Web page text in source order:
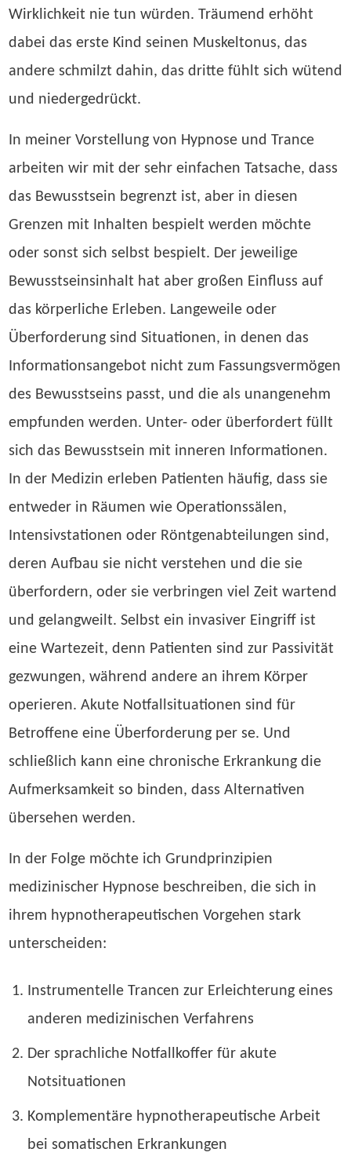
Wirklichkeit nie tun würden. Träumend erhöht
dabei das erste Kind seinen Muskeltonus, das
andere schmilzt dahin, das dritte fühlt sich wütend
und niedergedrückt.
In meiner Vorstellung von Hypnose und Trance
arbeiten wir mit der sehr einfachen Tatsache, dass
das Bewusstsein begrenzt ist, aber in diesen
Grenzen mit Inhalten bespielt werden möchte
oder sonst sich selbst bespielt. Der jeweilige
Bewusstseinsinhalt hat aber großen Einfluss auf
das körperliche Erleben. Langeweile oder
Überforderung sind Situationen, in denen das
Informationsangebot nicht zum Fassungsvermögen
des Bewusstseins passt, und die als unangenehm
empfunden werden. Unter- oder überfordert füllt
sich das Bewusstsein mit inneren Informationen.
In der Medizin erleben Patienten häufig, dass sie
entweder in Räumen wie Operationssälen,
Intensivstationen oder Röntgenabteilungen sind,
deren Aufbau sie nicht verstehen und die sie
überfordern, oder sie verbringen viel Zeit wartend
und gelangweilt. Selbst ein invasiver Eingriff ist
eine Wartezeit, denn Patienten sind zur Passivität
gezwungen, während andere an ihrem Körper
operieren. Akute Notfallsituationen sind für
Betroffene eine Überforderung per se. Und
schließlich kann eine chronische Erkrankung die
Aufmerksamkeit so binden, dass Alternativen
übersehen werden.
In der Folge möchte ich Grundprinzipien
medizinischer Hypnose beschreiben, die sich in
ihrem hypnotherapeutischen Vorgehen stark
unterscheiden:
Instrumentelle Trancen zur Erleichterung eines
anderen medizinischen Verfahrens
Der sprachliche Notfallkoffer für akute
Notsituationen
Komplementäre hypnotherapeutische Arbeit
bei somatischen Erkrankungen